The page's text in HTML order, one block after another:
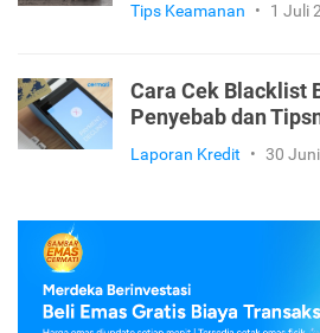
Tips Keamanan • 1 Juli
Cara Cek Blacklist
Penyebab dan
Laporan Kredit • 30